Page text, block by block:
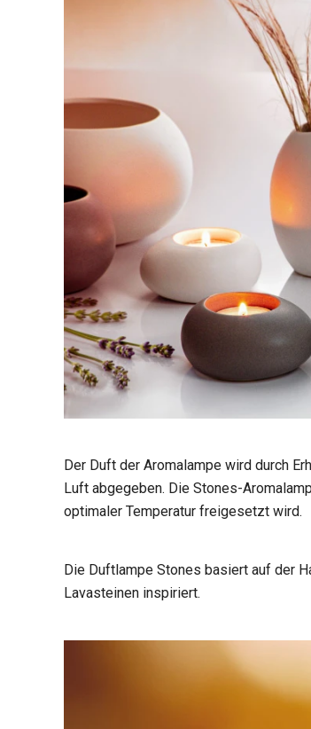
Der Duft der Aromalampe wird durch
Luft abgegeben. Die Stones-
optimaler Temperatur freigesetzt wird.
Die Duftlampe Stones basiert auf der
Lavasteinen inspiriert.